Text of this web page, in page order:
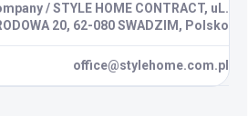
/ STYLE HOME CONTRACT, uL.
20, 62-080 SWADZIM, Polsko
office@stylehome.com.pl